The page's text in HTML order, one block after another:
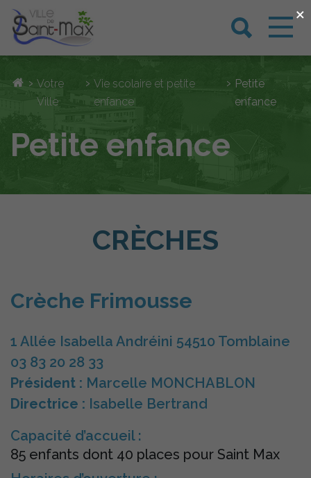
› Votre
Ville
› Vie scolaire et petite
enfance
› Petite
enfance
Petite enfance
CRÈCHES
Crèche Frimousse
1 Allée Isabella Andréini 54510 Tomblaine
03 83 20 28 33
Président : Marcelle MONCHABLON
Directrice : Isabelle Bertrand
Capacité d’accueil :
85 enfants dont 40 places pour Saint Max
×